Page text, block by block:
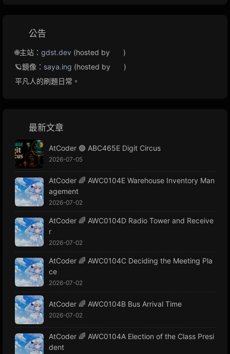
公告
🌐主站： gdst.dev (hosted by
)
🪐鏡像： saya.ing (hosted by
)
平凡人的刷題日常。
最新文章
AtCoder 🟢 ABC465E Digit Circus
2026-07-05
AtCoder 🌈 AWC0104E Warehouse Inventory Man
agement
2026-07-02
AtCoder 🌈 AWC0104D Radio Tower and Receive
r
2026-07-02
AtCoder 🌈 AWC0104C Deciding the Meeting Pla
ce
2026-07-02
AtCoder 🌈 AWC0104B Bus Arrival Time
2026-07-02
AtCoder 🌈 AWC0104A Election of the Class Presi
dent